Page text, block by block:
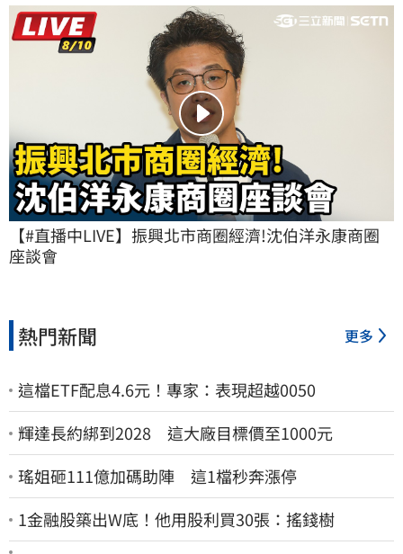
【#直播中LIVE】振興北市商圈經濟!沈伯洋永康商圈
座談會
熱門新聞 更多
這檔ETF配息4.6元！專家：表現超越0050
輝達長約綁到2028 這大廠目標價至1000元
瑤姐砸111億加碼助陣 這1檔秒奔漲停
1金融股築出W底！他用股利買30張：搖錢樹